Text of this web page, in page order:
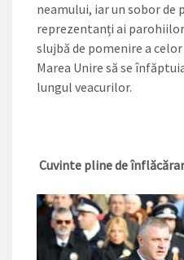
neamului, iar un sobor de
reprezentanți ai
sluj­bă de pomenire a
Marea Unire să se
lungul veacurilor.
Cuvinte pline de